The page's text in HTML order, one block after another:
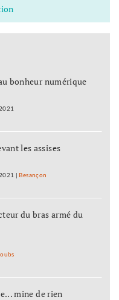
bonheur numérique
les assises
|Besançon
du bras armé du
mine de rien